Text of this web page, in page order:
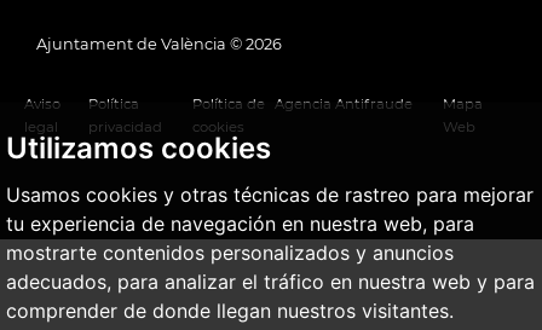
Utilizamos cookies
Usamos cookies y otras técnicas de rastreo para mejorar
tu experiencia de navegación en nuestra web, para
mostrarte contenidos personalizados y anuncios
adecuados, para analizar el tráfico en nuestra web y para
comprender de donde llegan nuestros visitantes.
Ajuntament de València © 2026
Aviso
legal
Política
privacidad
Política de
cookies
Agencia Antifraude
Mapa
Web